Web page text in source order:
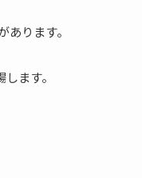
ります。
ます。